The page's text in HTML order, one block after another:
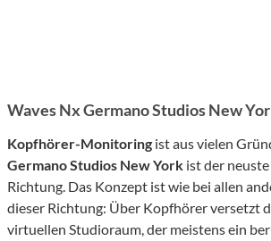
Waves Nx Germano Studios New
Kopfhörer-Monitoring ist aus vielen
Germano Studios New York ist der
Richtung. Das Konzept ist wie bei allen
dieser Richtung: Über Kopfhörer versetzt
virtuellen Studioraum, der meistens ein